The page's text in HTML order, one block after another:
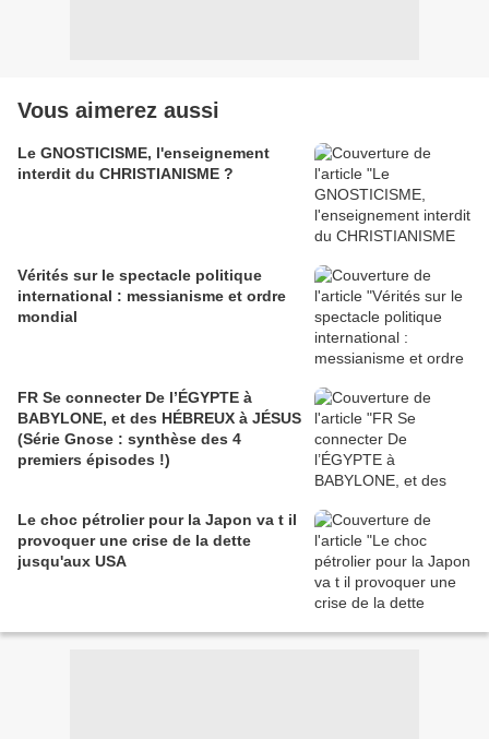
Vous aimerez aussi
Le GNOSTICISME, l'enseignement
interdit du CHRISTIANISME ?
Vérités sur le spectacle politique
international : messianisme et ordre
mondial
FR Se connecter De l’ÉGYPTE à
BABYLONE, et des HÉBREUX à JÉSUS
(Série Gnose : synthèse des 4
premiers épisodes !)
Le choc pétrolier pour la Japon va t il
provoquer une crise de la dette
jusqu'aux USA